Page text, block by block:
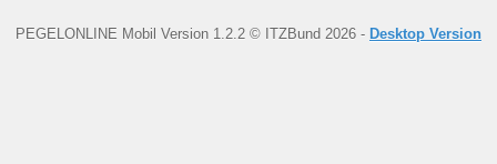
PEGELONLINE Mobil Version 1.2.2 © ITZBund 2026 - Desktop Version